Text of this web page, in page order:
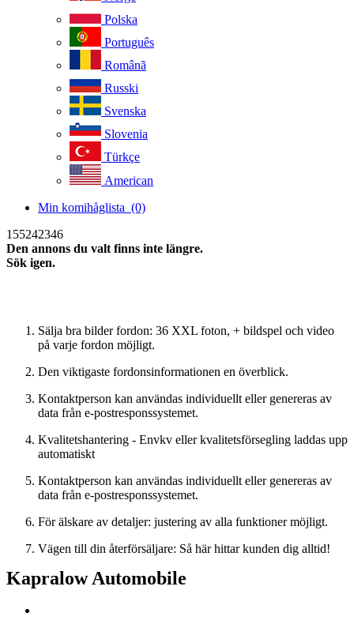
Polska
Português
Românã
Russki
Svenska
Slovenia
Türkçe
American
Min komihåglista (0)
155242346
Den annons du valt finns inte längre.
Sök igen.
Sälja bra bilder fordon: 36 XXL foton, + bildspel och video
på varje fordon möjligt.
Den viktigaste fordonsinformationen en överblick.
Kontaktperson kan användas individuellt eller genereras av
data från e-postresponssystemet.
Kvalitetshantering - Envkv eller kvalitetsförsegling laddas upp
automatiskt
Kontaktperson kan användas individuellt eller genereras av
data från e-postresponssystemet.
För älskare av detaljer: justering av alla funktioner möjligt.
Vägen till din återförsäljare: Så här hittar kunden dig alltid!
Kapralow Automobile